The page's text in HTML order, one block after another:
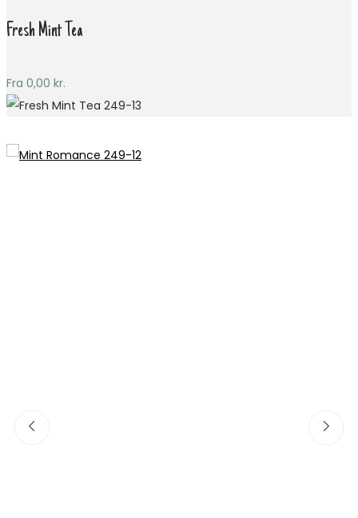
Fresh Mint Tea
Fra 0,00 kr.